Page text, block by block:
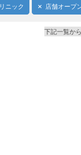
ニック 店舗オープ
下記一覧か